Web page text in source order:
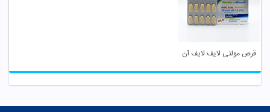
قرص مولتی لایف لایف آن